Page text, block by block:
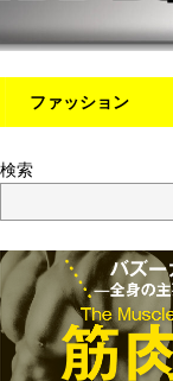
ファッション
検索